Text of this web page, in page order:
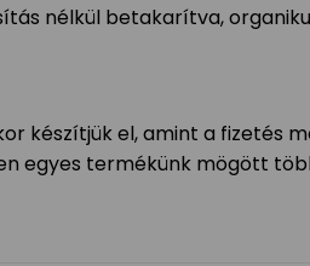
nélkül betakarítva,
készítjük el, amint a fizetés
egyes termékünk mögött